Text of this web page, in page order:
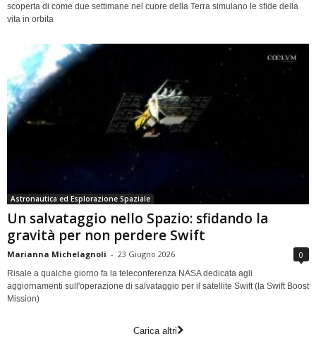
scoperta di come due settimane nel cuore della Terra simulano le sfide della
vita in orbita
Astronautica ed Esplorazione Spaziale
Un salvataggio nello Spazio: sfidando la
gravità per non perdere Swift
Marianna Michelagnoli - 23 Giugno 2026 0
Risale a qualche giorno fa la teleconferenza NASA dedicata agli
aggiornamenti sull'operazione di salvataggio per il satellite Swift (la Swift Boost
Mission)
Carica altri